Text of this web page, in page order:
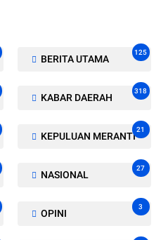
BERITA UTAMA
125
KABAR DAERAH
318
KEPULUAN MERANTI
21
NASIONAL
27
OPINI
3